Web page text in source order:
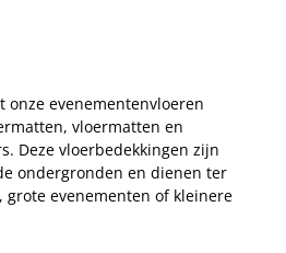
onze evenementenvloeren
vloermatten en
Deze vloerbedekkingen zijn
ondergronden en dienen ter
evenementen of kleinere